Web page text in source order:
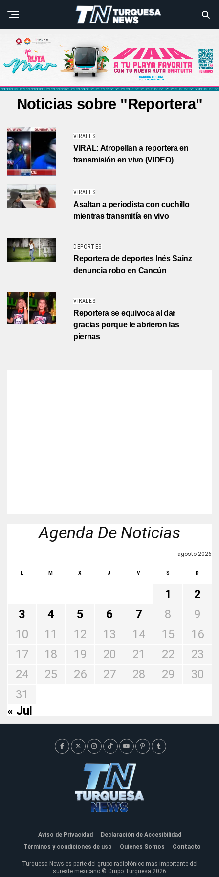
Noticias sobre "Reportera"
VIRALES
VIRAL: Atropellan a reportera en
transmisión en vivo (VIDEO)
VIRALES
Asaltan a periodista con cuchillo
mientras transmitía en vivo
DEPORTES
Reportera de deportes Inés Sainz
denuncia robo en Cancún
VIRALES
Reportera se equivoca al dar
gracias porque le abrieron las
piernas
Agenda De Noticias
agosto 2026
L M X J V S D
1
2
3
4 5 6 7 8
9
10
11 12 13 14 15
16
17
18 19 20 21 22
23
24
25 26 27 28 29
30
31
« Jul
Aviso de Privacidad
Declaración de Accesibilidad
Términos y condiciones de uso
Quiénes Somos Contacto
Turquesa News es parte del grupo radiofónico más importante del
sureste mexicano © Grupo Turquesa 2026